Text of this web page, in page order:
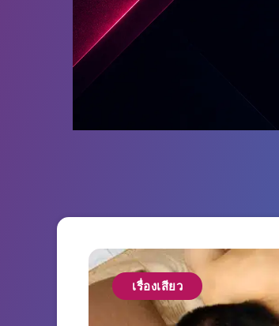
เรื่องเสียว